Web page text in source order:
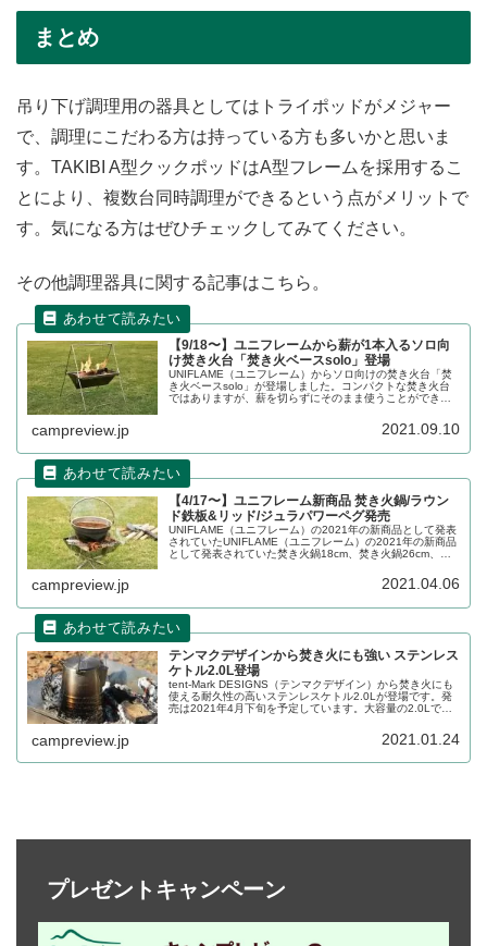
まとめ
吊り下げ調理用の器具としてはトライポッドがメジャー
で、調理にこだわる方は持っている方も多いかと思いま
す。TAKIBI A型クックポッドはA型フレームを採用するこ
とにより、複数台同時調理ができるという点がメリットで
す。気になる方はぜひチェックしてみてください。
その他調理器具に関する記事はこちら。
【9/18〜】ユニフレームから薪が1本入るソロ向
け焚き火台「焚き火ベースsolo」登場
UNIFLAME（ユニフレーム）からソロ向けの焚き火台「焚
き火ベースsolo」が登場しました。コンパクトな焚き火台
ではありますが、薪を切らずにそのまま使うことができる
campreview.jp 2021.09.10
【4/17〜】ユニフレーム新商品 焚き火鍋/ラウン
ド鉄板&リッド/ジュラパワーペグ発売
UNIFLAME（ユニフレーム）の2021年の新商品として発表
されていたUNIFLAME（ユニフレーム）の2021年の新商品
として発表されていた焚き火鍋18cm、焚き火鍋26cm、ラ
日よりいよいよ発売開始となります。詳細をレビューしま
す。が2021年4月17日よりいよいよ発売開始となります。
campreview.jp 2021.04.06
テンマクデザインから焚き火にも強い ステンレス
ケトル2.0L登場
tent-Mark DESIGNS（テンマクデザイン）から焚き火にも
使える耐久性の高いステンレスケトル2.0Lが登場です。発
売は2021年4月下旬を予定しています。大容量の2.0Lでキ
campreview.jp 2021.01.24
プレゼントキャンペーン